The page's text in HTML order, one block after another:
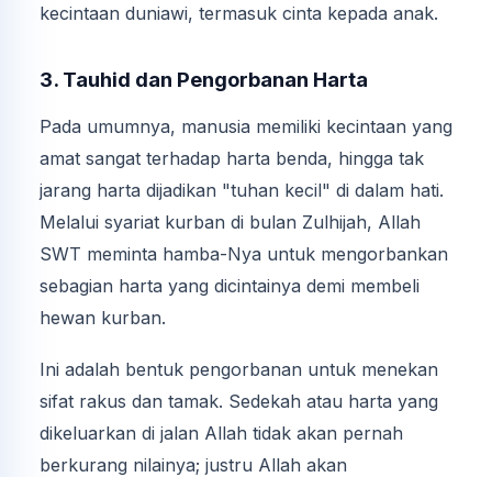
kecintaan duniawi, termasuk cinta kepada anak.
3. Tauhid dan Pengorbanan Harta
Pada umumnya, manusia memiliki kecintaan yang
amat sangat terhadap harta benda, hingga tak
jarang harta dijadikan "tuhan kecil" di dalam hati.
Melalui syariat kurban di bulan Zulhijah, Allah
SWT meminta hamba-Nya untuk mengorbankan
sebagian harta yang dicintainya demi membeli
hewan kurban.
Ini adalah bentuk pengorbanan untuk menekan
sifat rakus dan tamak. Sedekah atau harta yang
dikeluarkan di jalan Allah tidak akan pernah
berkurang nilainya; justru Allah akan